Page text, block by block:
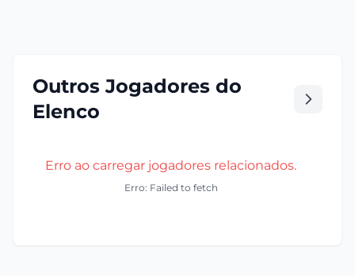
Outros Jogadores do
Elenco
Erro ao carregar jogadores relacionados.
Erro: Failed to fetch